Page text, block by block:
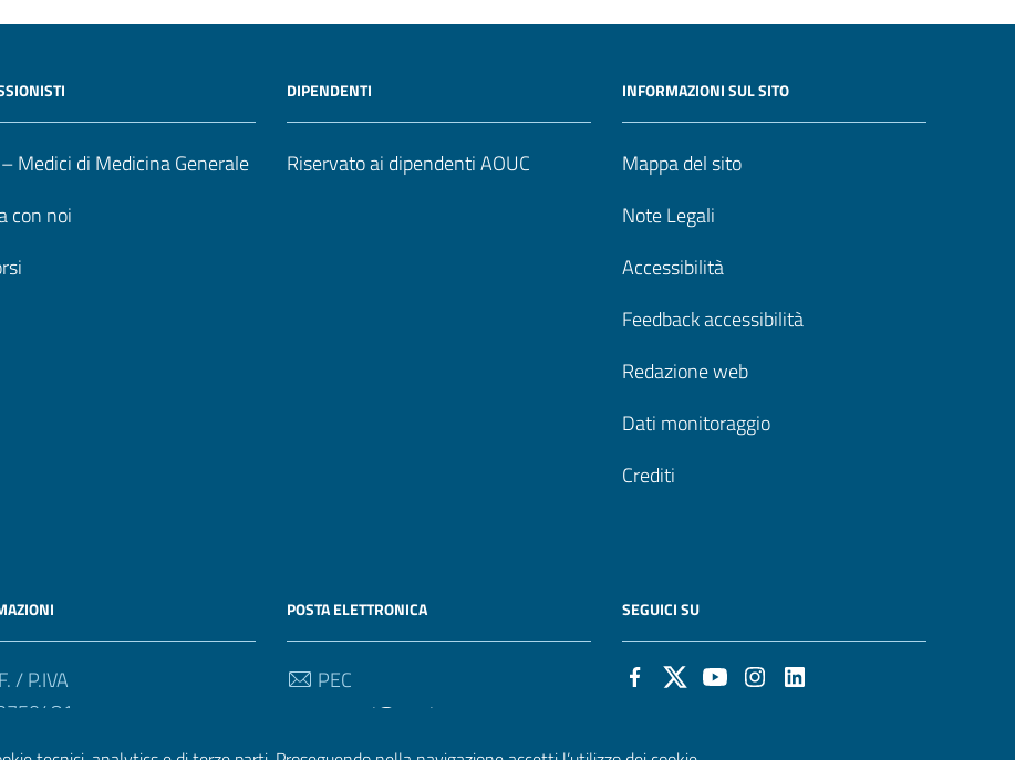
Medici di Medicina Generale
con noi
DIPENDENTI
Riservato ai dipendenti AOUC
INFORMAZIONI SUL SITO
Mappa del sito
Note Legali
Accessibilità
Feedback accessibilità
Redazione web
Dati monitoraggio
Crediti
/ P.IVA
POSTA ELETTRONICA
PEC
aoucareggi@pec.it
SEGUICI SU